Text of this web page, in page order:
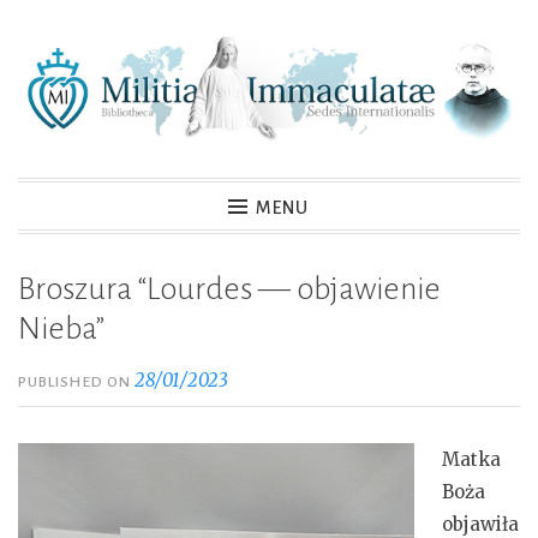
content
MENU
Broszura “Lourdes — objawienie
Nieba”
PUBLISHED ON28/01/2023
Matka
Boża
objawiła